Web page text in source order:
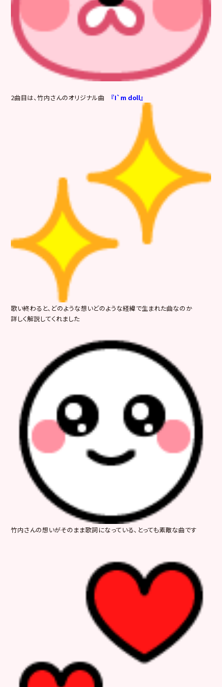
2曲目は、竹内さんのオリジナル曲 『I`m doll』
歌い終わると、どのような想いどのような経緯で生まれた曲なのか
詳しく解説してくれました
竹内さんの想いがそのまま歌詞になっている、とっても素敵な曲です